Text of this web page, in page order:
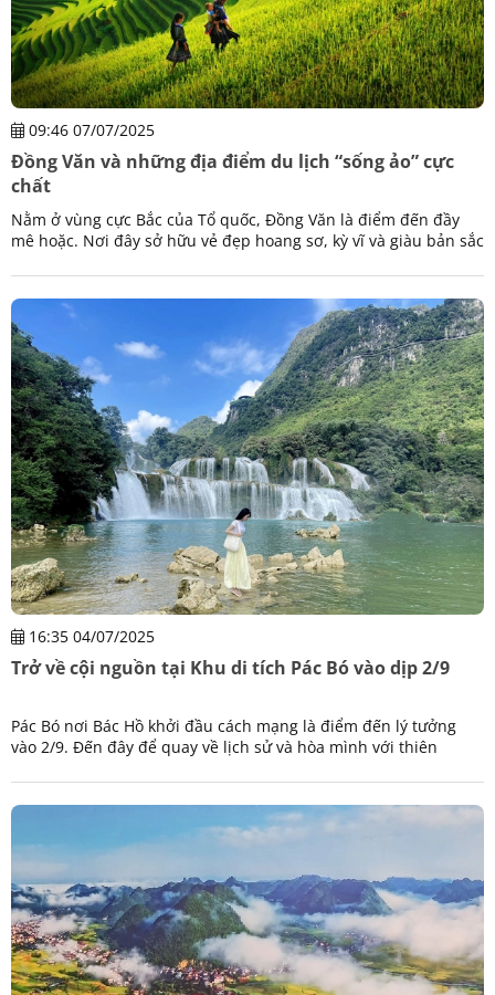
09:46 07/07/2025
Đồng Văn và những địa điểm du lịch “sống ảo” cực
chất
Nằm ở vùng cực Bắc của Tổ quốc, Đồng Văn là điểm đến đầy
mê hoặc. Nơi đây sở hữu vẻ đẹp hoang sơ, kỳ vĩ và giàu bản sắc
16:35 04/07/2025
Trở về cội nguồn tại Khu di tích Pác Bó vào dịp 2/9
Pác Bó nơi Bác Hồ khởi đầu cách mạng là điểm đến lý tưởng
vào 2/9. Đến đây để quay về lịch sử và hòa mình với thiên